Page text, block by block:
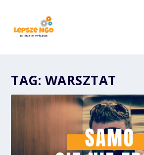
TAG: WARSZTAT